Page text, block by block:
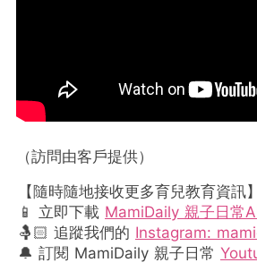
（訪問由客戶提供）
【隨時隨地接收更多育兒教育資訊】
📱 立即下載 MamiDaily 親子日常
🤱🏻 追蹤我們的 Instagram:
🔔 訂閱 MamiDaily 親子日常